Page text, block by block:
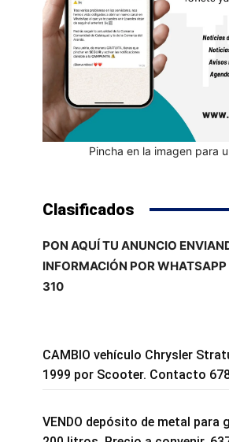
Pincha en la imagen para
Clasificados
PON AQUÍ TU ANUNCIO
INFORMACIÓN POR
310
CAMBIO vehículo Chrysler
1999 por Scooter. Contacto
VENDO depósito de metal para